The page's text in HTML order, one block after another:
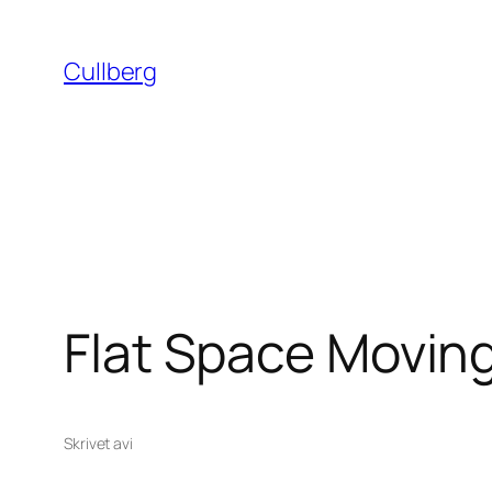
innehåll
Cullberg
Flat Space
Skrivet avi